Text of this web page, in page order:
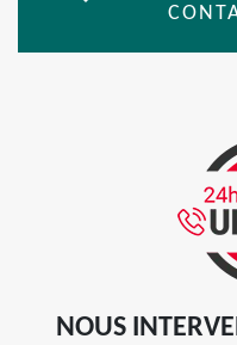
NOUS